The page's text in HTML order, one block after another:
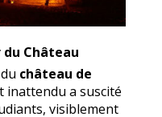
Château
château de
inattendu a suscité
visiblement